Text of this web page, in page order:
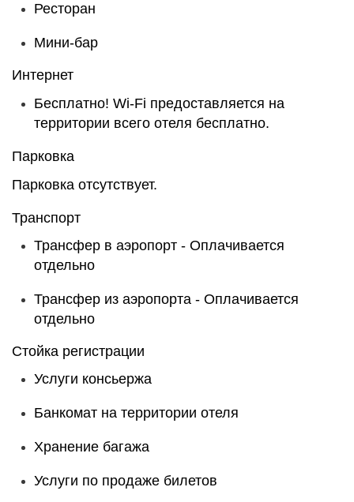
Ресторан
Мини-бар
Интернет
Бесплатно! Wi-Fi предоставляется на
территории всего отеля бесплатно.
Парковка
Парковка отсутствует.
Транспорт
Трансфер в аэропорт - Оплачивается
отдельно
Трансфер из аэропорта - Оплачивается
отдельно
Стойка регистрации
Услуги консьержа
Банкомат на территории отеля
Хранение багажа
Услуги по продаже билетов